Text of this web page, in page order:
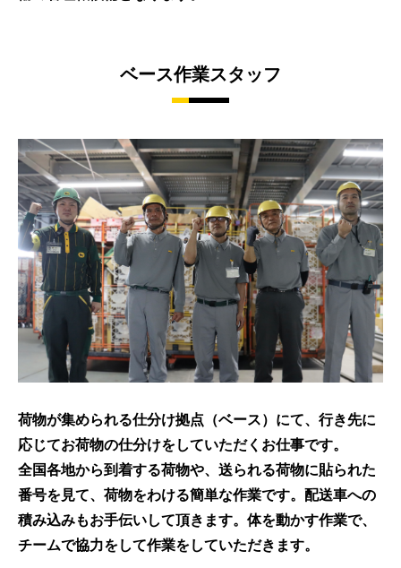
ベース作業スタッフ
荷物が集められる仕分け拠点（ベース）にて、行き先に
応じてお荷物の仕分けをしていただくお仕事です。
全国各地から到着する荷物や、送られる荷物に貼られた
番号を見て、荷物をわける簡単な作業です。配送車への
積み込みもお手伝いして頂きます。体を動かす作業で、
チームで協力をして作業をしていただきます。